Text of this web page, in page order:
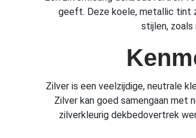
geeft. Deze koele, metallic tint
stijlen, zoals
Zilver is een veelzijdige, neutrale
Zilver kan goed samengaan met
zilverkleurig dekbedovertrek